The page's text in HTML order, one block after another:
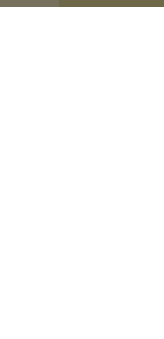
滋賀県内の不動産売買